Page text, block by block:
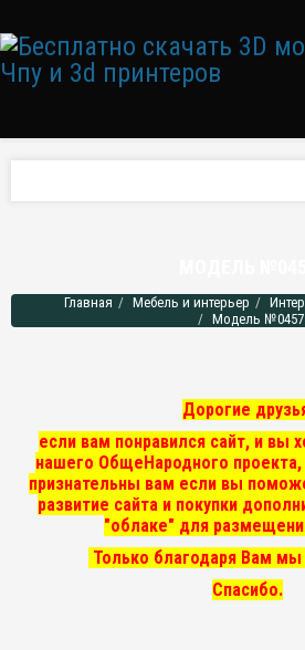
Главная Мебель и интерьер
Модель №0457
Дорогие
если вам понравился сайт, и вы
нашего ОбщеНародного
признательны вам если вы
развитие сайта и покупки
"облаке" для
Только благодаря Вам
Спасибо.